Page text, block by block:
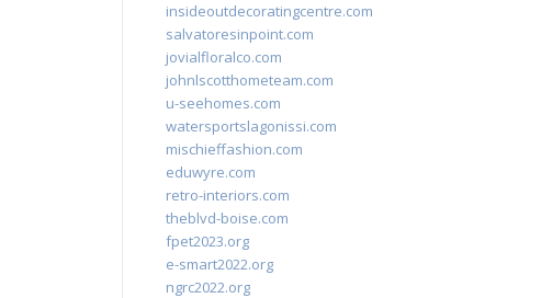
insideoutdecoratingcentre.com
salvatoresinpoint.com
jovialfloralco.com
johnlscotthometeam.com
u-seehomes.com
watersportslagonissi.com
mischieffashion.com
eduwyre.com
retro-interiors.com
theblvd-boise.com
fpet2023.org
e-smart2022.org
ngrc2022.org